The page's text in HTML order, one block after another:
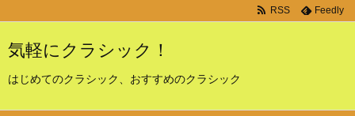
気軽にクラシック！
はじめてのクラシック、おすすめのクラシック
RSS Feedly